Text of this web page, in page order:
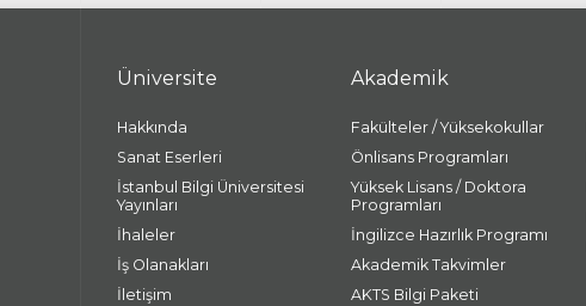
Üniversite
Hakkında
Sanat Eserleri
İstanbul Bilgi Üniversitesi
Yayınları
İhaleler
İş Olanakları
İletişim
Akademik
Fakülteler / Yüksekokullar
Önlisans Programları
Yüksek Lisans / Doktora
Programları
İngilizce Hazırlık Programı
Akademik Takvimler
AKTS Bilgi Paketi